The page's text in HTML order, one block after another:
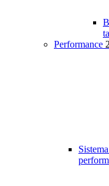
Performance